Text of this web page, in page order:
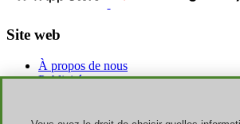
Site web
À propos de nous
Publicité